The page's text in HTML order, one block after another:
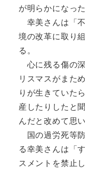
が明らかになった
幸美さんは「
境の改革に取り
る。
心に残る傷の
リスマスがまた
りが生きていた
産したりしたと
んだと改めて思
国の過労死等
る幸美さんは「
スメントを禁止